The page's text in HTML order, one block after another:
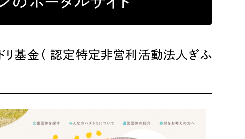
様子を発信
（278件）
ト （85件）
基金（ 認定特定非営利活動法人ぎふ